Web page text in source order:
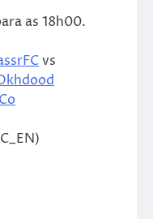
as 18h00.
vs